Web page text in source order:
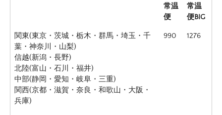
常温
便
常温
便BIG
関東(東京・茨城・栃木・群馬・埼玉・千
葉・神奈川・山梨)
信越(新潟・長野)
北陸(富山・石川・福井)
中部(静岡・愛知・岐阜・三重)
関西(京都・滋賀・奈良・和歌山・大阪・
兵庫)
990 1276